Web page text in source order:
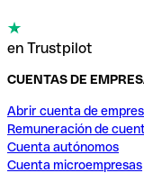
en Trustpilot
CUENTAS DE
Abrir cuenta de
Remuneración de
Cuenta autónomos
Cuenta microempresas